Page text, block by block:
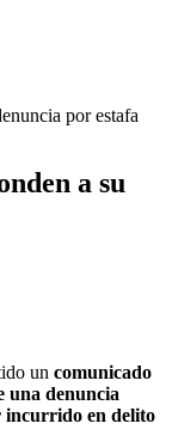
por estafa
a su
un comunicado
una denuncia
incurrido en delito